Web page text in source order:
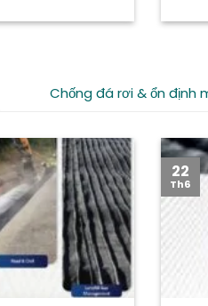
Chống đá rơi & ổn định
22
Th6